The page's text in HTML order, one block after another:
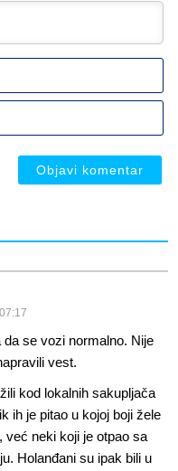
se vozi normalno. Nije
vest.
kod lokalnih sakupljača
ih je pitao u kojoj boji žele
već neki koji je otpao sa
Holanđani su ipak bili u